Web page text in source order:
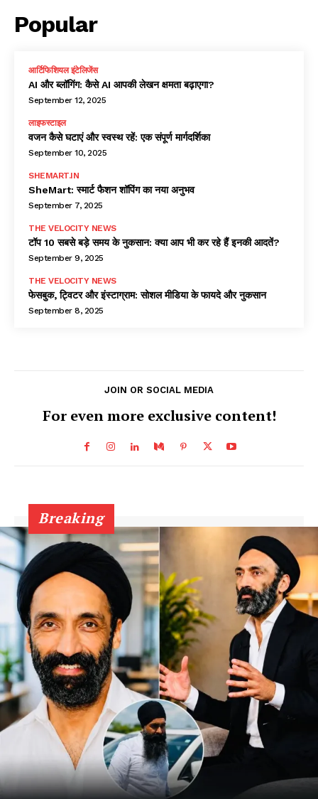
Popular
आर्टिफिशियल इंटेलिजेंस
AI और ब्लॉगिंग: कैसे AI आपकी लेखन क्षमता बढ़ाएगा?
September 12, 2025
लाइफस्टाइल
वजन कैसे घटाएं और स्वस्थ रहें: एक संपूर्ण मार्गदर्शिका
September 10, 2025
SHEMART.IN
SheMart: स्मार्ट फैशन शॉपिंग का नया अनुभव
September 7, 2025
THE VELOCITY NEWS
टॉप 10 सबसे बड़े समय के नुकसान: क्या आप भी कर रहे हैं इनकी आदतें?
September 9, 2025
THE VELOCITY NEWS
फेसबुक, ट्विटर और इंस्टाग्राम: सोशल मीडिया के फायदे और नुकसान
September 8, 2025
JOIN OR SOCIAL MEDIA
For even more exclusive content!
Breaking